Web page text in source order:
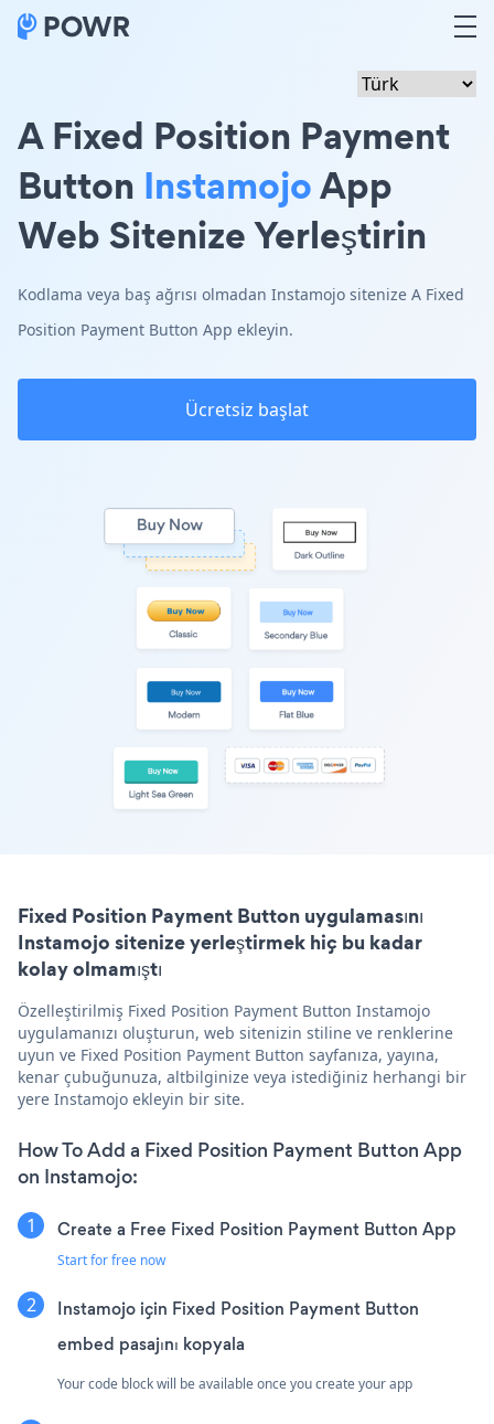
A Fixed Position Payment
Button InstamojoApp
Web Sitenize Yerleştirin
Kodlama veya baş ağrısı olmadan Instamojo sitenize A Fixed
Position Payment Button App ekleyin.
Ücretsiz başlat
Fixed Position Payment Button uygulamasını
Instamojo sitenize yerleştirmek hiç bu kadar
kolay olmamıştı
Özelleştirilmiş Fixed Position Payment Button Instamojo
uygulamanızı oluşturun, web sitenizin stiline ve renklerine
uyun ve Fixed Position Payment Button sayfanıza, yayına,
kenar çubuğunuza, altbilginize veya istediğiniz herhangi bir
yere Instamojo ekleyin bir site.
How To Add a Fixed Position Payment Button App
on Instamojo:
Create a Free Fixed Position Payment Button App
Start for free now
Instamojo için Fixed Position Payment Button
embed pasajını kopyala
Your code block will be available once you create your app